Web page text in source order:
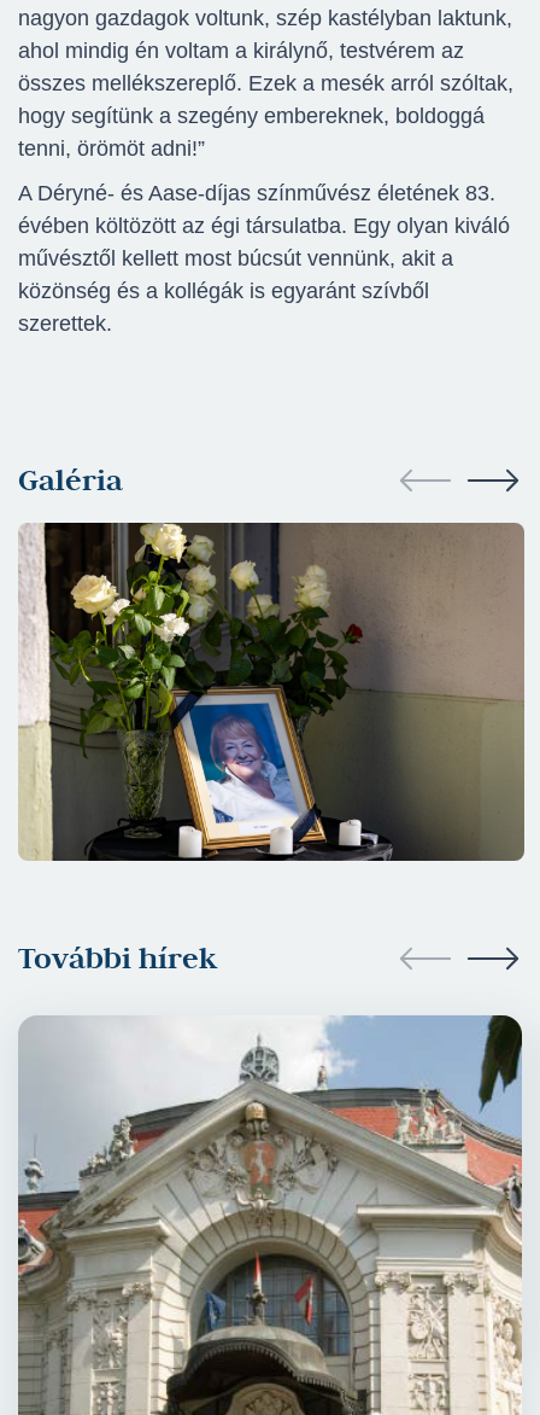
nagyon gazdagok voltunk, szép kastélyban laktunk,
ahol mindig én voltam a királynő, testvérem az
összes mellékszereplő. Ezek a mesék arról szóltak,
hogy segítünk a szegény embereknek, boldoggá
tenni, örömöt adni!”
A Déryné- és Aase-díjas színművész életének 83.
évében költözött az égi társulatba. Egy olyan kiváló
művésztől kellett most búcsút vennünk, akit a
közönség és a kollégák is egyaránt szívből
szerettek.
Galéria
További hírek